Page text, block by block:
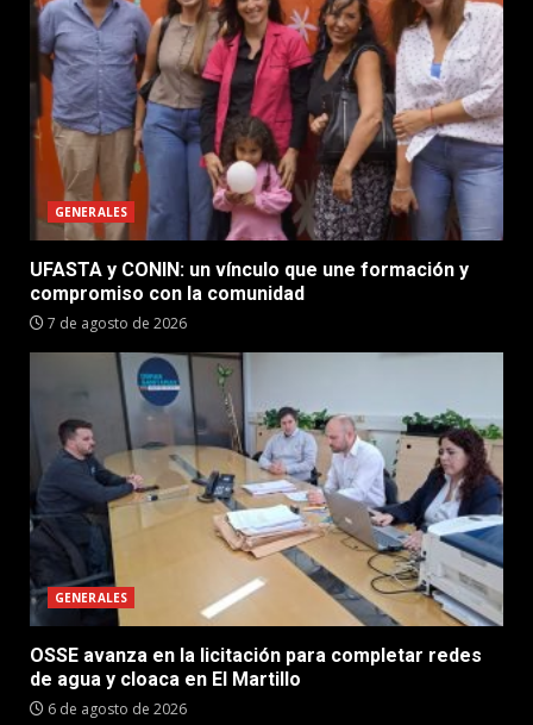
GENERALES
UFASTA y CONIN: un vínculo que une formación y
compromiso con la comunidad
7 de agosto de 2026
GENERALES
OSSE avanza en la licitación para completar redes
de agua y cloaca en El Martillo
6 de agosto de 2026